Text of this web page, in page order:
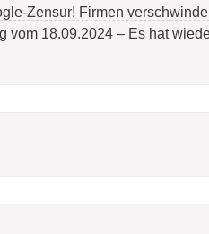
Zensur! Firmen
vom 18.09.2024 – Es hat